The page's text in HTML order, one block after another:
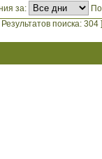
за:
Результатов поиска: 304 ]